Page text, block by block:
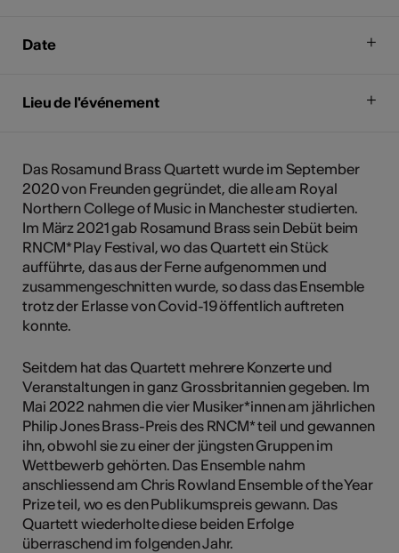
Date
Lieu de l'événement
Das Rosamund Brass Quartett wurde im September
2020 von Freunden gegründet, die alle am Royal
Northern College of Music in Manchester studierten.
Im März 2021 gab Rosamund Brass sein Debüt beim
RNCM* Play Festival, wo das Quartett ein Stück
aufführte, das aus der Ferne aufgenommen und
zusammengeschnitten wurde, so dass das Ensemble
trotz der Erlasse von Covid-19 öffentlich auftreten
konnte.
Seitdem hat das Quartett mehrere Konzerte und
Veranstaltungen in ganz Grossbritannien gegeben. Im
Mai 2022 nahmen die vier Musiker*innen am jährlichen
Philip Jones Brass-Preis des RNCM* teil und gewannen
ihn, obwohl sie zu einer der jüngsten Gruppen im
Wettbewerb gehörten. Das Ensemble nahm
anschliessend am Chris Rowland Ensemble of the Year
Prize teil, wo es den Publikumspreis gewann. Das
Quartett wiederholte diese beiden Erfolge
überraschend im folgenden Jahr.